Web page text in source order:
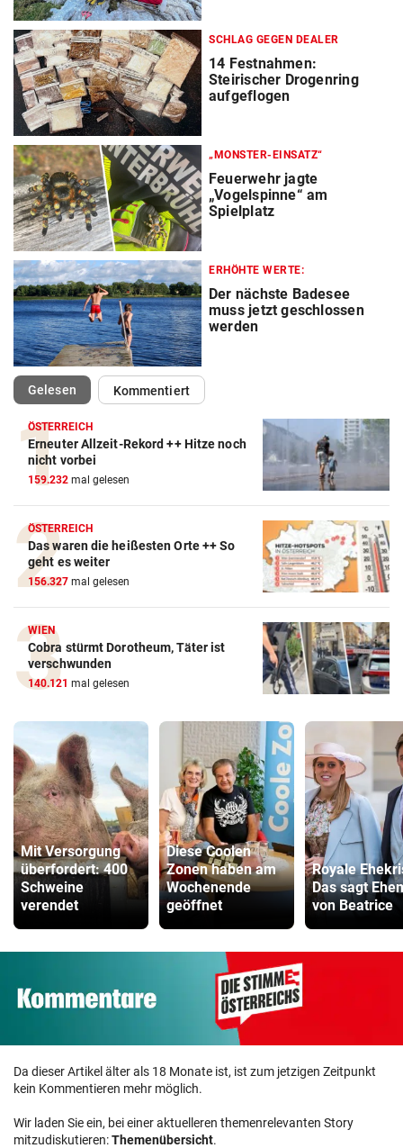
SCHLAG GEGEN DEALER
14 Festnahmen:
Steirischer Drogenring
aufgeflogen
„MONSTER-EINSATZ“
Feuerwehr jagte
„Vogelspinne“ am
Spielplatz
ERHÖHTE WERTE:
Der nächste Badesee
muss jetzt geschlossen
werden
Gelesen(ausgewählt)Kommentiert
ÖSTERREICH
Erneuter Allzeit-Rekord ++ Hitze noch
nicht vorbei
159.232 mal gelesen
ÖSTERREICH
Das waren die heißesten Orte ++ So
geht es weiter
156.327 mal gelesen
WIEN
Cobra stürmt Dorotheum, Täter ist
verschwunden
140.121 mal gelesen
Mit Versorgung
überfordert: 400
Schweine
verendet
Diese Coolen
Zonen haben am
Wochenende
geöffnet
Royale
Das sagt
von Beatrice
Da dieser Artikel älter als 18 Monate ist, ist zum jetzigen Zeitpunkt
kein Kommentieren mehr möglich.
Wir laden Sie ein, bei einer aktuelleren themenrelevanten Story
mitzudiskutieren:Themenübersicht.